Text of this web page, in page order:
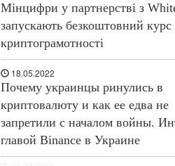
Мінцифри у партнерстві з
запускають безкоштовний курс
криптограмотності
18.05.2022
Почему украинцы ринулись в
криптовалюту и как ее едва не
запретили с началом войны.
главой Binance в Украине